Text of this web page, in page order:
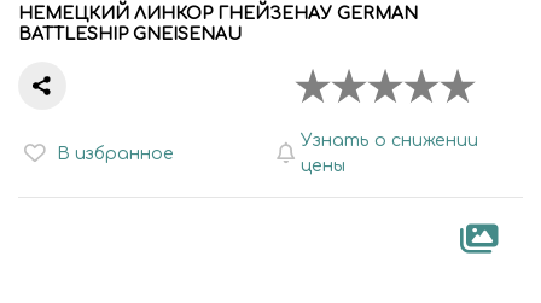
НЕМЕЦКИЙ ЛИНКОР ГНЕЙЗЕНАУ GERMAN
BATTLESHIP GNEISENAU
В избранное
Узнать о снижении
цены